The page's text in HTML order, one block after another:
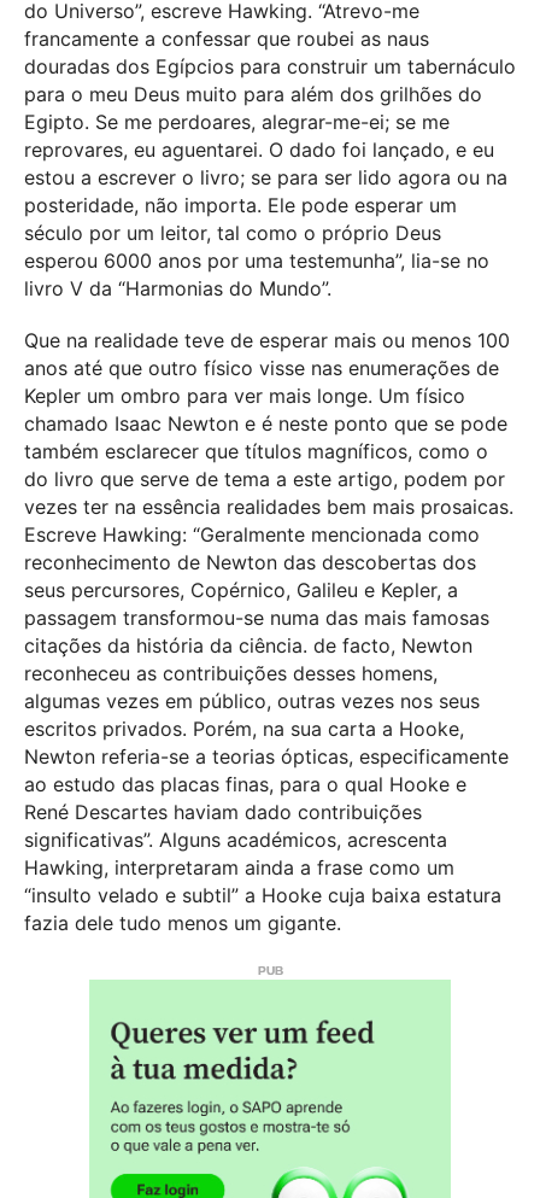
do Universo”, escreve Hawking. “Atrevo-me
francamente a confessar que roubei as naus
douradas dos Egípcios para construir um tabernáculo
para o meu Deus muito para além dos grilhões do
Egipto. Se me perdoares, alegrar-me-ei; se me
reprovares, eu aguentarei. O dado foi lançado, e eu
estou a escrever o livro; se para ser lido agora ou na
posteridade, não importa. Ele pode esperar um
século por um leitor, tal como o próprio Deus
esperou 6000 anos por uma testemunha”, lia-se no
livro V da “Harmonias do Mundo”.
Que na realidade teve de esperar mais ou menos 100
anos até que outro físico visse nas enumerações de
Kepler um ombro para ver mais longe. Um físico
chamado Isaac Newton e é neste ponto que se pode
também esclarecer que títulos magníficos, como o
do livro que serve de tema a este artigo, podem por
vezes ter na essência realidades bem mais prosaicas.
Escreve Hawking: “Geralmente mencionada como
reconhecimento de Newton das descobertas dos
seus percursores, Copérnico, Galileu e Kepler, a
passagem transformou-se numa das mais famosas
citações da história da ciência. de facto, Newton
reconheceu as contribuições desses homens,
algumas vezes em público, outras vezes nos seus
escritos privados. Porém, na sua carta a Hooke,
Newton referia-se a teorias ópticas, especificamente
ao estudo das placas finas, para o qual Hooke e
René Descartes haviam dado contribuições
significativas”. Alguns académicos, acrescenta
Hawking, interpretaram ainda a frase como um
“insulto velado e subtil” a Hooke cuja baixa estatura
fazia dele tudo menos um gigante.